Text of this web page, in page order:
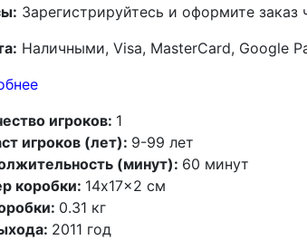
Зарегистрируйтесь и оформите
Наличными, Visa, MasterCard, Google
игроков: 1
игроков (лет): 9-99 лет
(минут): 60 минут
коробки: 14x17x2 см
0.31 кг
2011 год